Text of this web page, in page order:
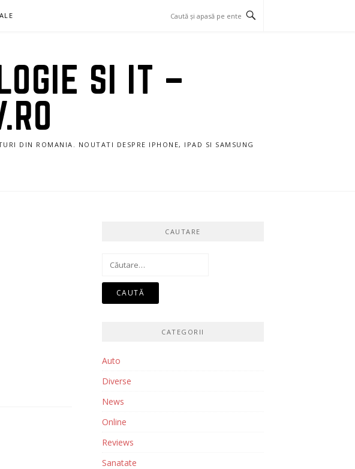
SI IT –
DIN ROMANIA. NOUTATI DESPRE IPHONE, IPAD SI SAMSUNG
CAUTARE
Caută
CATEGORII
Auto
Diverse
News
Online
Reviews
Sanatate